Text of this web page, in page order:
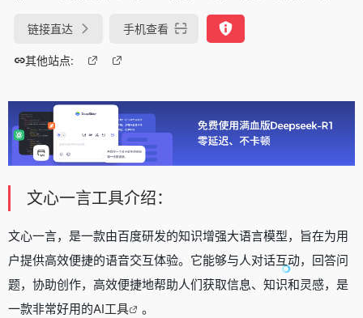
链接直达 手机查看
其他站点:
文心一言工具介绍：
文心一言，是一款由百度研发的知识增强大语言模型，旨在为用
户提供高效便捷的语音交互体验。它能够与人对话互动，回答问
题，协助创作，高效便捷地帮助人们获取信息、知识和灵感，是
一款非常好用的AI工具 。